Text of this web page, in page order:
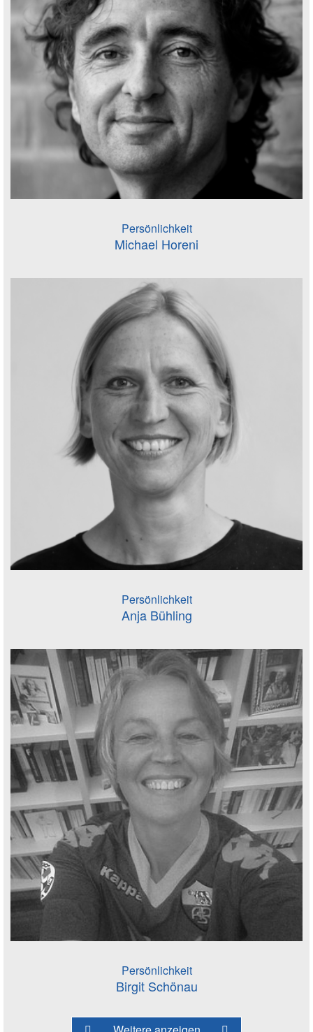
Persönlichkeit
Michael Horeni
Persönlichkeit
Anja Bühling
Persönlichkeit
Birgit Schönau